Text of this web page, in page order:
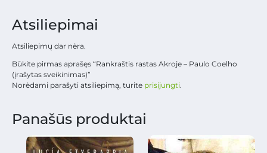
Atsiliepimai
Atsiliepimų dar nėra.
Būkite pirmas aprašęs “Rankraštis rastas Akroje – Paulo Coelho
(įrašytas sveikinimas)”
Norėdami parašyti atsiliepimą, turite prisijungti.
Panašūs produktai